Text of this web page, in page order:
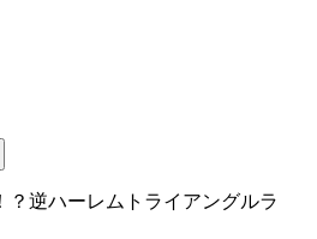
？逆ハーレムトライアングルラ